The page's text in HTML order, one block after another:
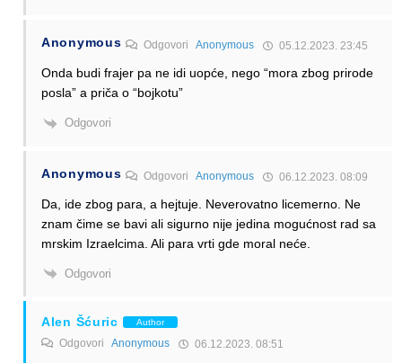
Anonymous OdgovoriAnonymous 05.12.2023. 23:45
Onda budi frajer pa ne idi uopće, nego “mora zbog prirode
posla” a priča o “bojkotu”
Odgovori
Anonymous OdgovoriAnonymous 06.12.2023. 08:09
Da, ide zbog para, a hejtuje. Neverovatno licemerno. Ne
znam čime se bavi ali sigurno nije jedina mogućnost rad sa
mrskim Izraelcima. Ali para vrti gde moral neće.
Odgovori
Alen Šćuric Author
Odgovori Anonymous 06.12.2023. 08:51